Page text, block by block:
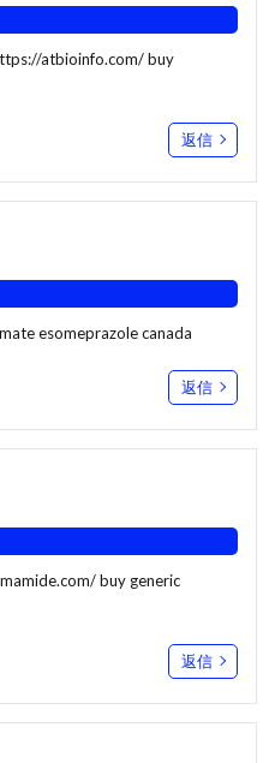
atbioinfo.com/buy
返信
esomeprazole canada
返信
buy generic
返信